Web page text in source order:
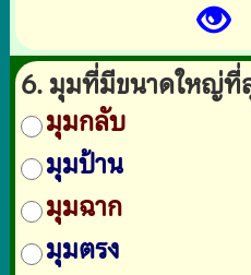
6. มุมที่มีขนาดใหญ่ที่
มุมกลับ
มุมป้าน
มุมฉาก
มุมตรง